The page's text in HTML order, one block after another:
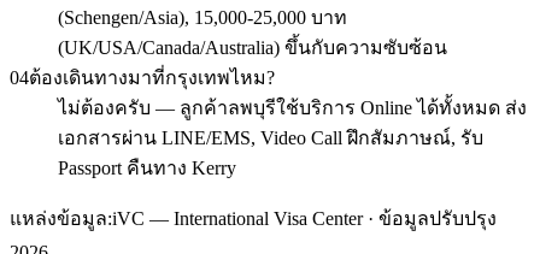
(Schengen/Asia), 15,000-25,000 บาท
(UK/USA/Canada/Australia) ขึ้นกับความซับซ้อน
04ต้องเดินทางมาที่กรุงเทพไหม?
ไม่ต้องครับ — ลูกค้าลพบุรีใช้บริการ Online ได้ทั้งหมด ส่ง
เอกสารผ่าน LINE/EMS, Video Call ฝึกสัมภาษณ์, รับ
Passport คืนทาง Kerry
แหล่งข้อมูล:iVC — International Visa Center · ข้อมูลปรับปรุง